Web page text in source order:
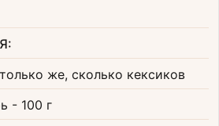
же, сколько кексиков
- 100 г